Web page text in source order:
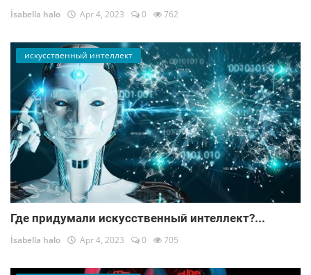
İsabella halo Apr 4, 2023 0 762
искусственный интеллект
Где придумали искусственный интеллект?...
İsabella halo Apr 4, 2023 0 705